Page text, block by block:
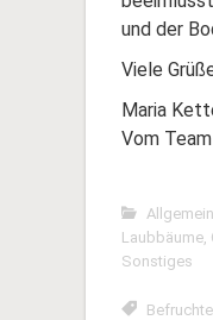
und der
Viele
Maria
Vom
Allgemein
Laubbäume,
Sonstiges